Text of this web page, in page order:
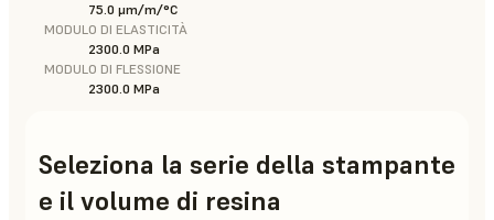
75.0 μm/m/°C
MODULO DI ELASTICITÀ
2300.0 MPa
MODULO DI FLESSIONE
2300.0 MPa
Seleziona la serie della stampante
e il volume di resina